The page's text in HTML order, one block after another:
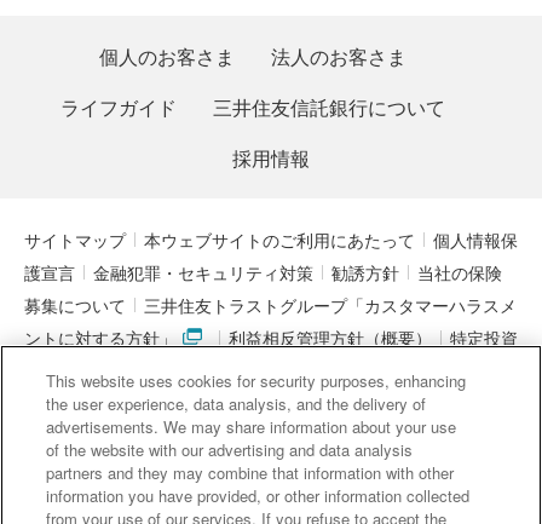
個人のお客さま
法人のお客さま
ライフガイド
三井住友信託銀行について
採用情報
サイトマップ 本ウェブサイトのご利用にあたって
個人情報保
護宣言
金融犯罪・セキュリティ対策 勧誘方針
当社の保険
募集について
三井住友トラストグループ「カスタマーハラスメ
ントに対する方針」
利益相反管理方針（概要）
特定投資
家制度に関する期限日
電子決済等代行業者との連携について
「マネー・ローンダリング及びテロ資金供与対策に関するガイド
ライン」を踏まえた取り組み
アクセシビリティについて
契約代理業・銀行代理業・外国銀行代理業務について
金銭債権
等と預金等との誤認防止について
This website uses cookies for security purposes, enhancing
the user experience, data analysis, and the delivery of
advertisements. We may share information about your use
of the website with our advertising and data analysis
partners and they may combine that information with other
information you have provided, or other information collected
from your use of our services. If you refuse to accept the